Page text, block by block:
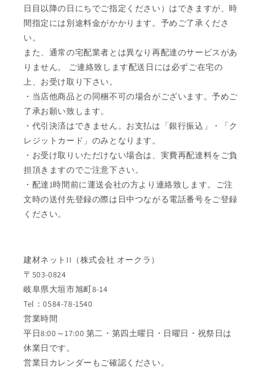
日目以降の日にちでご指定ください）はできますが、時
間指定には別途料金がかかります。予めご了承くださ
い。
また、通常の宅配業者とは異なり再配達のサービスがあ
りません。 ご連絡致します配送日には必ずご在宅の
上、お受け取り下さい。
・当店他商品との同梱不可の場合がございます。予めご
了承お願い致します。
・代引決済はできません。お支払は「銀行振込」・「ク
レジットカード」のみとなります。
・お受け取りいただけない場合は、実費再配達料をご負
担頂きますのでご注意下さい。
・配達1時間前に運送会社の方より連絡致します。ご注
文時の送付先登録の際は日中つながる電話番号をご登録
ください。
建材ネットII（株式会社 オークラ）
〒503-0824
岐阜県大垣市旭町8-14
Tel：0584-78-1540
営業時間
平日8:00～17:00 第二・第四土曜日・日曜日・祝祭日は
休業日です。
営業日カレンダーもご確認ください。